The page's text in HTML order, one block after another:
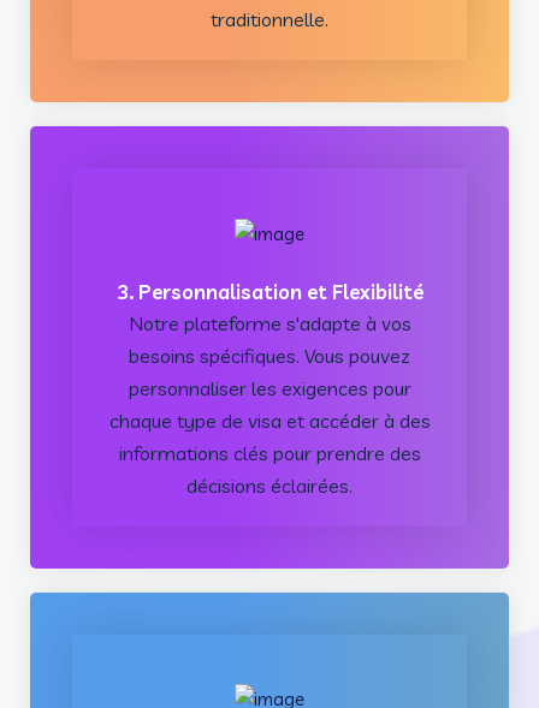
traditionnelle.
3. Personnalisation et Flexibilité
Notre plateforme s'adapte à vos
besoins spécifiques. Vous pouvez
personnaliser les exigences pour
chaque type de visa et accéder à des
informations clés pour prendre des
décisions éclairées.